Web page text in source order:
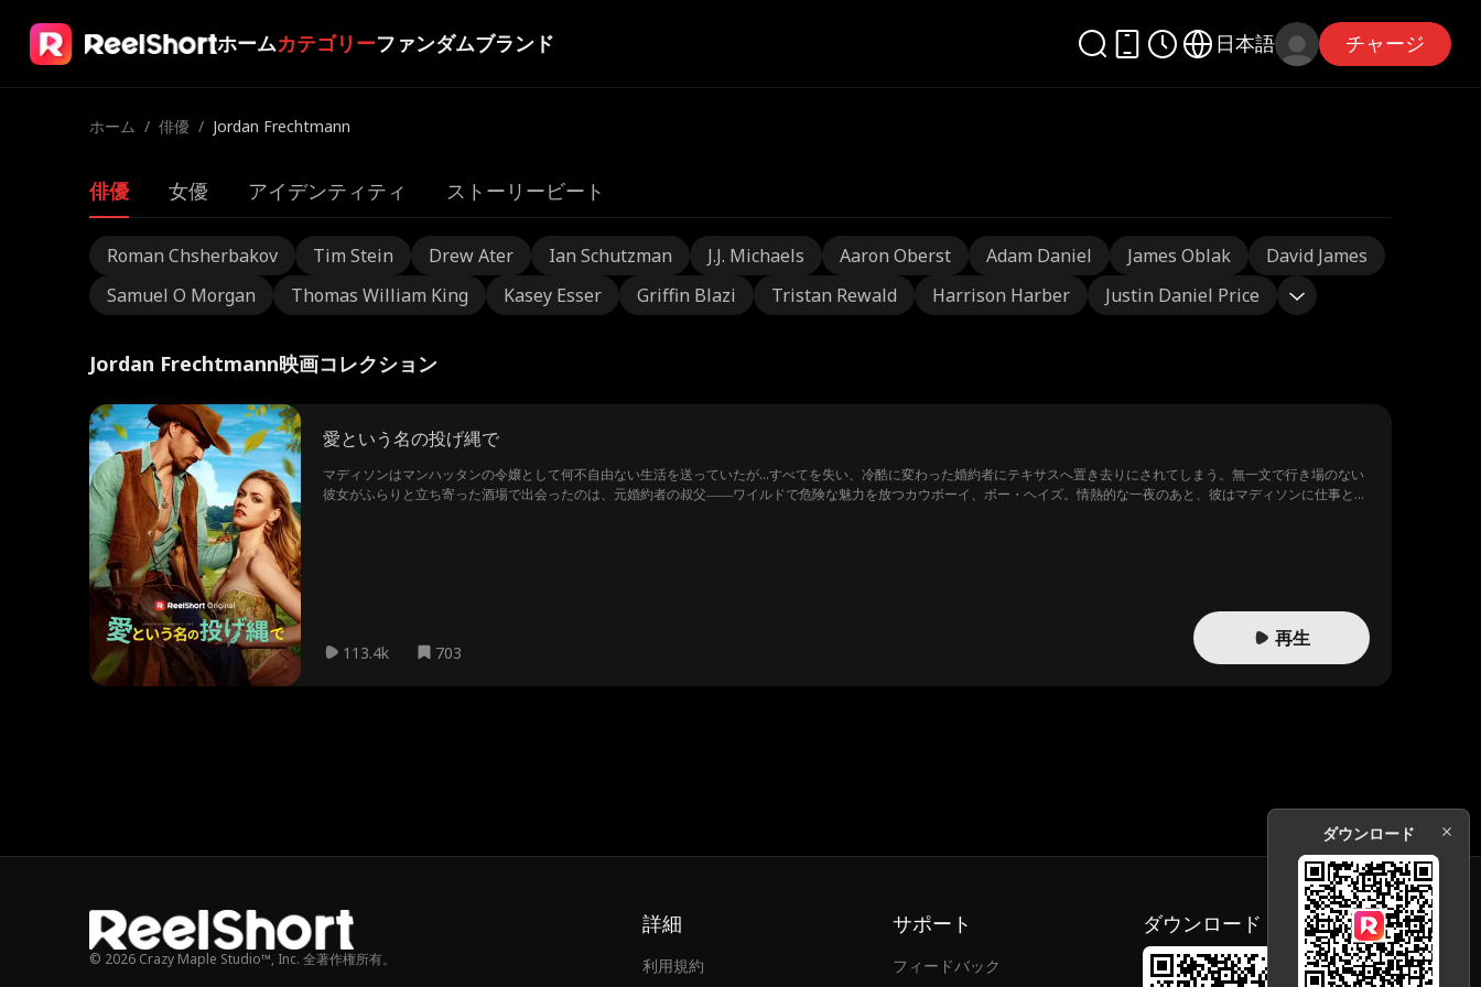
ホームカテゴリーファンダムブランド 日本語 チャージ
ホーム / 俳優 / Jordan Frechtmann
俳優 女優 アイデンティティ ストーリービート
Roman Chsherbakov Tim Stein Drew Ater Ian Schutzman J.J. Michaels Aaron Oberst Adam Daniel James Oblak
David James
Samuel O Morgan
Thomas William King Kasey Esser Griffin Blazi Tristan Rewald Harrison Harber Justin Daniel Price
Jordan Frechtmann映画コレクション
愛という名の投げ縄で
マディソンはマンハッタンの令嬢として何不自由ない生活を送っていたが…すべてを失い、冷酷に変わった婚約者にテキサスへ置き去りにされてしまう。無一文で行き場のない
彼女がふらりと立ち寄った酒場で出会ったのは、元婚約者の叔父――ワイルドで危険な魅力を放つカウボーイ、ボー・ヘイズ。情熱的な一夜のあと、彼はマディソンに仕事と予
113.4k 703
再生
© 2026 Crazy Maple Studio™, Inc. 全著作権所有。
詳細
利用規約
サポート
フィードバック
ダウンロード
ダウンロード